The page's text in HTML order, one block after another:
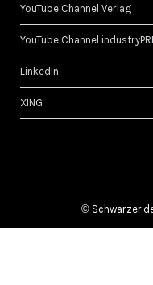
YouTube Channel Verlag
YouTube Channel
LinkedIn
XING
©